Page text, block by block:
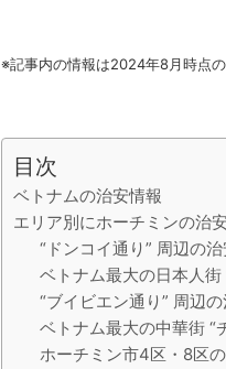
※記事内の情報は2024年8月時点
目次
ベトナムの治安情報
エリア別にホーチミンの治
“ドンコイ通り” 周辺の治
ベトナム最大の日本人街
“ブイビエン通り” 周辺
ベトナム最大の中華街 “
ホーチミン市4区・8区